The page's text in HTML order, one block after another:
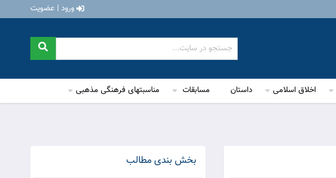
ورود | عضویت
اخلاق اسلامی داستان مسابقات مناسبتهای فرهنگی مذهبی
بخش بندی مطالب